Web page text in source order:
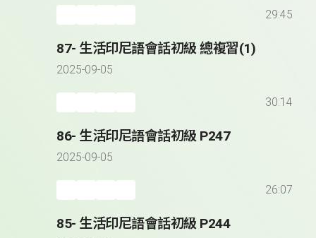
29:45
87- 生活印尼語會話初級 總複習(1)
2025-09-05
30:14
86- 生活印尼語會話初級 P247
2025-09-05
26:07
85- 生活印尼語會話初級 P244